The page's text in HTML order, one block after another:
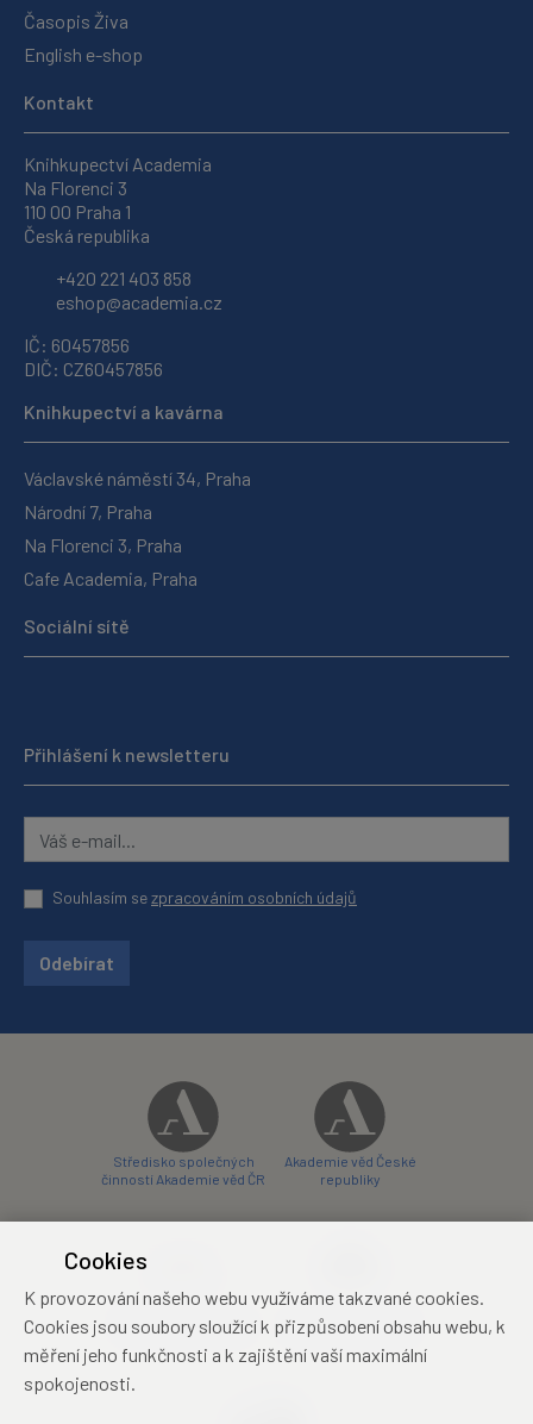
Časopis Živa
English e-shop
Kontakt
Knihkupectví Academia
Na Florenci 3
110 00 Praha 1
Česká republika
+420 221 403 858
eshop@academia.cz
IČ: 60457856
DIČ: CZ60457856
Knihkupectví a kavárna
Václavské náměstí 34, Praha
Národní 7, Praha
Na Florenci 3, Praha
Cafe Academia, Praha
Sociální sítě
Přihlášení k newsletteru
Souhlasím sezpracováním osobních údajů
Odebírat
Středisko společných
činností Akademie věd ČR
Akademie věd České
republiky
konferenční centrum
Zámecký hotel Třešť
konferenční centrum
Cookies
K provozování našeho webu využíváme takzvané cookies.
Cookies jsou soubory sloužící k přizpůsobení obsahu webu, k
měření jeho funkčnosti a k zajištění vaší maximální
spokojenosti.